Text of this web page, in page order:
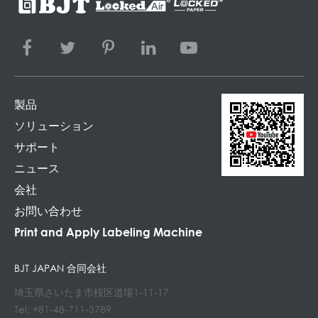
製品
ソリューション
サポート
ニュース
会社
お問い合わせ
Print and Apply Labeling Machine
BJT JAPAN 合同会社
埼玉県さいたま市桜区道場1-11-17
Tel: +81-48-711-3789